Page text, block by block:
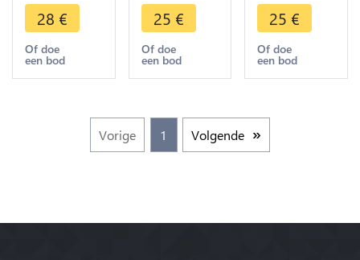
Euros 150
Years
Belgian
Croix
28 €
Of doe
een bod
Belgian
Presidence
de l'EU
2010
Make offer
25 €
Of doe
een bod
Reopening
Brussels
Atomium
2006
25 €
Of doe
een bod
Vorige 1 Volgende